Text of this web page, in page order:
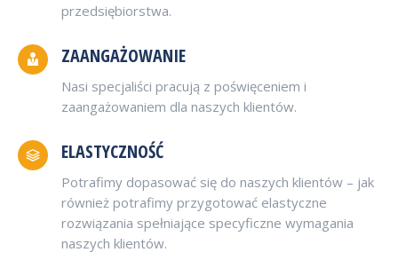
przedsiębiorstwa.
ZAANGAŻOWANIE
Nasi specjaliści pracują z poświęceniem i
zaangażowaniem dla naszych klientów.
ELASTYCZNOŚĆ
Potrafimy dopasować się do naszych klientów – jak
również potrafimy przygotować elastyczne
rozwiązania spełniające specyficzne wymagania
naszych klientów.